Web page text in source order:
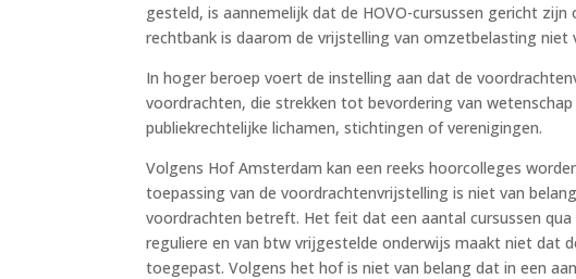
gesteld, is aannemelijk dat de HOVO-cursussen gericht
rechtbank is daarom de vrijstelling van omzetbelasting niet
In hoger beroep voert de instelling aan dat de
voordrachten, die strekken tot bevordering van
publiekrechtelijke lichamen, stichtingen of verenigingen.
Volgens Hof Amsterdam kan een reeks hoorcolleges
toepassing van de voordrachtenvrijstelling is niet van
voordrachten betreft. Het feit dat een aantal cursussen
reguliere en van btw vrijgestelde onderwijs maakt niet dat
toegepast. Volgens het hof is niet van belang dat in een